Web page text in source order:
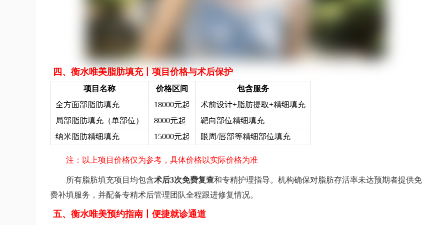
四、衡水唯美脂肪填充丨项目价格与术后保护
项目名称 价格区间
包含服务
全方面部脂肪填充
18000元起
术前设计+脂肪提取+精细填充
局部脂肪填充（单部位）
8000元起
靶向部位精细填充
纳米脂肪精细填充
15000元起 眼周/唇部等精细部位填充
注：以上项目价格仅为参考，具体价格以实际价格为准
所有脂肪填充项目均包含术后3次免费复查和专精护理指导。机构确保对脂肪存活率未达预期者提供免
费补填服务，并配备专精术后管理团队全程跟进修复情况。
五、衡水唯美预约指南丨便捷就诊通道